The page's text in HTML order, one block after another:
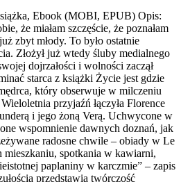
Ebook (MOBI, EPUB) Opis:
że miałam szczęście, że poznałam
zbyt młody. To było ostatnie
Złożył już wtedy śluby medialnego
dojrzałości i wolności zaczął
starca z książki Życie jest gdzie
który obserwuje w milczeniu
Wieloletnia przyjaźń łączyła Florence
i jego żoną Verą. Uchwycone w
wspomnienie dawnych doznań, jak
radosne chwile – obiady w Le
spotkania w kawiarni,
paplaniny w karczmie” – zapis
przedstawia twórczość